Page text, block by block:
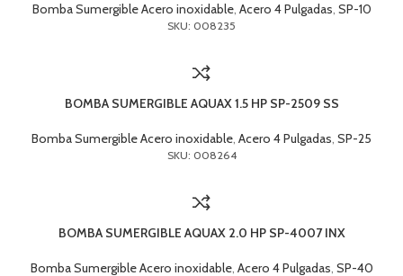
Bomba Sumergible Acero inoxidable, Acero 4 Pulgadas, SP-10
SKU: 008235
BOMBA SUMERGIBLE AQUAX 1.5 HP SP-2509 SS
Bomba Sumergible Acero inoxidable, Acero 4 Pulgadas, SP-25
SKU: 008264
BOMBA SUMERGIBLE AQUAX 2.0 HP SP-4007 INX
Bomba Sumergible Acero inoxidable, Acero 4 Pulgadas, SP-40